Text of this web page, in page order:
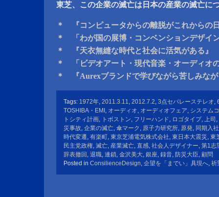
東芝、この企業の滅亡は日本の産業の滅亡に
＊ 『コンピュータからの離脱がこれからの
＊ 「わが国の展博・コンベンションデザイ
＊ 『天衣無縫な時代と社会に活気がある』
＊ 「ビデオアート・現代音楽・オーディオ
＊ 『Aurexブランドで学びながら苦しみな
Tags: 1972年, 2011.3.11, 2012.7.2, 3点セパレーステレオ,
TOSHIBA・EMI , オーディオ, オーディオフェア, システム
トシティ計画, トボストン, フリーハンド, ロゴタイプ, 上司 ,
災事故, 企業の滅亡, 傘マーク , 原子力研究所, 原発, 同期入社
時代変遷, 有楽町, 東京芝浦電気株式会社, 東日本大震災 , 東
民主党政権, 滅亡, 産業滅亡, 直感, 社会人デザイナー, 第1志
辞表撤回 , 退職, 連鎖, 金沢美大, 銀座, 録音, 防災大臣, 顧問
Posted in ConsilienceDesign, 企望を「までい」具現へ, 祈